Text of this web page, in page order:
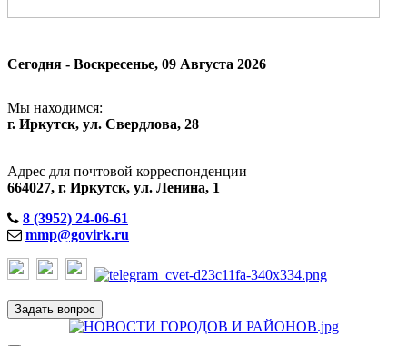
Сегодня - Воскресенье, 09 Августа 2026
Мы находимся:
г. Иркутск, ул. Свердлова, 28
Адрес для почтовой корреспонденции
664027, г. Иркутск, ул. Ленина, 1
8 (3952) 24-06-61
mmp@govirk.ru
Задать вопрос